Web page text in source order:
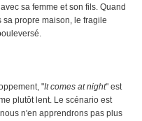
sa femme et son fils. Quand
propre maison, le fragile
"It comes at night" est
plutôt lent. Le scénario est
n'en apprendrons pas plus